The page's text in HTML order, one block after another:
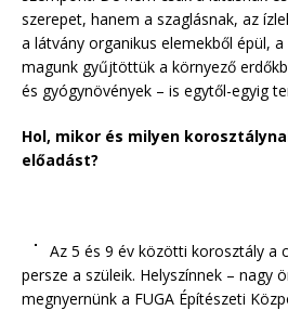
szerepet, hanem a szaglásnak, az
a látvány organikus elemekből épül,
magunk gyűjtöttük a környező
és gyógynövények – is egytől-egyig
Hol, mikor és milyen
előadást?
Az 5 és 9 év közötti korosztály a
persze a szüleik. Helyszínnek – nagy
megnyernünk a FUGA Építészeti